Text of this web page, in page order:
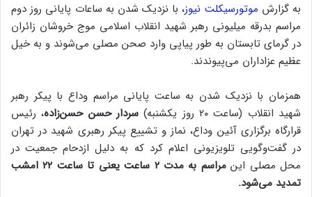
به گزارش موتورسیکلت نیوز، با نزدیک شدن به ساعات پایانی روز دوم
مراسم بدرقه میلیونی رهبر شهید انقلاب اسلامی موج خروشان زائران
در گرمای تابستان به طور پیاپی وارد صحن مصلی می‌شوند و به خیل
عظیم عزاداران می‌پیوندند.
همزمان با نزدیک شدن به ساعت پایانی مراسم وداع با پیکر رهبر
شهید انقلاب (ساعت ۲۰ روز یکشنبه)
سردار حسن حسن‌زاده، رئیس
قرارگاه برگزاری آئین وداع، نماز و تشییع پیکر رهبری شهید در تهران
در گفت‌وگویی تلویزیونی اعلام کرد که به دلیل ازدحام جمعیت در
محل مصلی این
مراسم به مدت ۲ ساعت یعنی تا ساعت ۲۲ امشب
تمدید می‌شود.